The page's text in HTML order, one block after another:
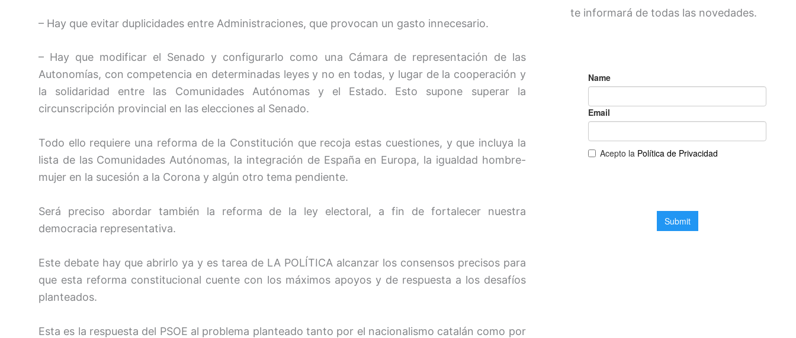
– Hay que evitar duplicidades entre Administraciones, que provocan un gasto innecesario.
– Hay que modificar el Senado y configurarlo como una Cámara de representación de las
Autonomías, con competencia en determinadas leyes y no en todas, y lugar de la cooperación y
la solidaridad entre las Comunidades Autónomas y el Estado. Esto supone superar la
circunscripción provincial en las elecciones al Senado.
Todo ello requiere una reforma de la Constitución que recoja estas cuestiones, y que incluya la
lista de las Comunidades Autónomas, la integración de España en Europa, la igualdad hombre-
mujer en la sucesión a la Corona y algún otro tema pendiente.
Será preciso abordar también la reforma de la ley electoral, a fin de fortalecer nuestra
democracia representativa.
Este debate hay que abrirlo ya y es tarea de LA POLÍTICA alcanzar los consensos precisos para
que esta reforma constitucional cuente con los máximos apoyos y de respuesta a los desafíos
planteados.
Esta es la respuesta del PSOE al problema planteado tanto por el nacionalismo catalán como por
te informará de todas las novedades.